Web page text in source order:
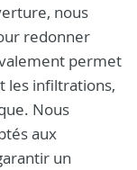
nous
redonner
permet
les infiltrations,
Nous
aux
un